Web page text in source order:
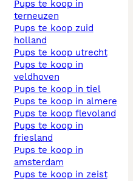
pups te koop in
terneuzen
pups te koop zuid
holland
pups te koop utrecht
pups te koop in
veldhoven
pups te koop in tiel
pups te koop in almere
pups te koop flevoland
pups te koop in
friesland
pups te koop in
amsterdam
pups te koop in zeist